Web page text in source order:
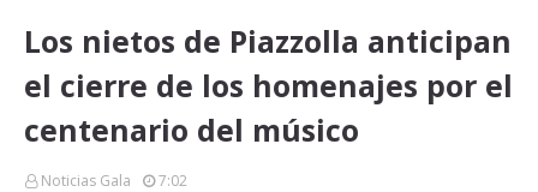
Los nietos de Piazzolla anticipan
el cierre de los homenajes por el
centenario del músico
Noticias Gala 7:02